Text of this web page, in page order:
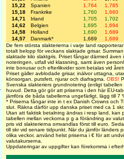
15,22
Spanien 1,764
1,785
15,18
Frankrike 1,760
1,660
14,71
Irland 1,705
1,702
14,62
Belgien 1,695
1,694
14,58
Holland 1,690
1,689
14,57
Danmark* 1,689
1,689
De fem största slakterierna i varje land
totalt belopp för veckans slaktade grisar.
slaktade kilo slaktgris. Priset fångar därmed även
noteringen, utfall vid klassning, samt även
inte bonusar och efterlikvider som betalas vid
Priset gäller avblodade grisar, inälvor uttagna,
könsorgan, putsfett, njurar och diafragma. OBS!
Svenska slakteriers grundnotering (enligt
huvud. Detta gör gör att priserna i den här EU-
jämföra de båda tabellerna ungefärligt, lägg till 7
* Priserna fångar inte in t ex Danish Crowns och
slut. Räkna därför upp danska priset med ca 1 skr.
Utan att faktisk betalning ändras i resp land, kan
tabellen mellan veckorna p g a förändring av
pris vid slakterierna omvandlas först till euro.
till skr vid senare tidpunkt. När du jämför länders
olika veckor, använd helst priserna i € för att
valutakurserna.
Uppdateringar av uppgifter kan förekomma i